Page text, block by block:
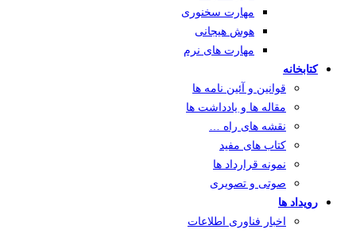
مهارت سخنوری
هوش هیجانی
مهارت های نرم
کتابخانه
قوانین و آئین نامه ها
مقاله ها و یادداشت ها
نقشه های راه …
کتاب های مفید
نمونه قرارداد ها
صوتی و تصویری
رویداد ها
اخبار فناوری اطلاعات